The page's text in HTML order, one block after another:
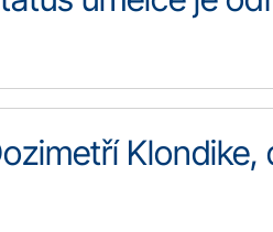
Klondike,